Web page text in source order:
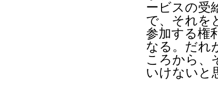
ービスの受
で、それを
参加する権
なる。だれ
ころから、
いけないと